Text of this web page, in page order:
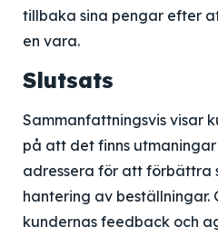
tillbaka sina pengar efter
en vara.
Slutsats
Sammanfattningsvis visar
på att det finns
adressera för att förbättra
hantering av beställningar.
kundernas feedback och